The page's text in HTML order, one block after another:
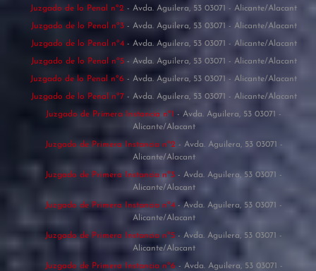
Juzgado de lo Penal nº2 - Avda. Aguilera, 53 03071 - Alicante/Alacant
Juzgado de lo Penal nº3 - Avda. Aguilera, 53 03071 - Alicante/Alacant
Juzgado de lo Penal nº4 - Avda. Aguilera, 53 03071 - Alicante/Alacant
Juzgado de lo Penal nº5 - Avda. Aguilera, 53 03071 - Alicante/Alacant
Juzgado de lo Penal nº6 - Avda. Aguilera, 53 03071 - Alicante/Alacant
Juzgado de lo Penal nº7 - Avda. Aguilera, 53 03071 - Alicante/Alacant
Juzgado de Primera Instancia nº1 - Avda. Aguilera, 53 03071 -
Alicante/Alacant
Juzgado de Primera Instancia nº2 - Avda. Aguilera, 53 03071 -
Alicante/Alacant
Juzgado de Primera Instancia nº3 - Avda. Aguilera, 53 03071 -
Alicante/Alacant
Juzgado de Primera Instancia nº4 - Avda. Aguilera, 53 03071 -
Alicante/Alacant
Juzgado de Primera Instancia nº5 - Avda. Aguilera, 53 03071 -
Alicante/Alacant
Juzgado de Primera Instancia nº6 - Avda. Aguilera, 53 03071 -